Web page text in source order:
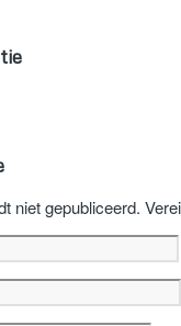
niet gepubliceerd.